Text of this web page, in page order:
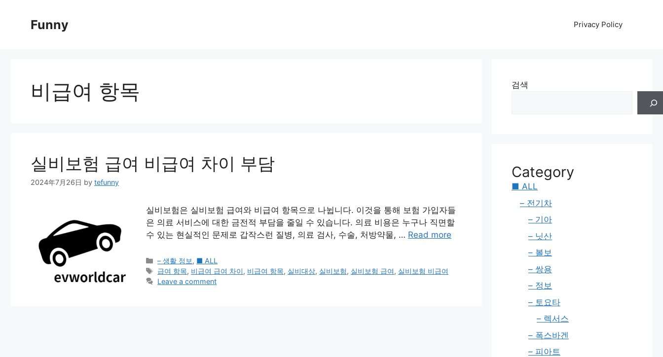
Funny Privacy Policy
비급여 항목
실비보험 급여 비급여 차이 부담
2024年7月26日 by tefunny
실비보험은 실비보험 급여와 비급여 항목으로 나뉩니다. 이것을 통해 보험 가입자들
은 의료 서비스에 대한 금전적 부담을 줄일 수 있습니다. 의료 비용은 누구나 직면할
수 있는 현실적인 문제로 갑작스런 질병, 의료 검사, 수술, 처방약물, … Read more
Categories
– 생활 정보, ■ ALL
Tags
급여 항목, 비급여 급여 차이, 비급여 항목, 실비대상, 실비보험, 실비보험 급여, 실비보험 비급여
Leave a comment
검색
Category
■ ALL
– 전기차
– 기아
– 닛산
– 볼보
– 쌍용
– 정보
– 토요타
– 렉서스
– 폭스바겐
– 피아트